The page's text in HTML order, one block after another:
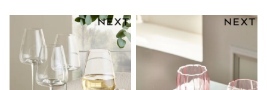
Multipacks
All Girls Sports & Swimwear
Trainers & Pumps
Swimwear
T-Shirts
Shorts
Joggers